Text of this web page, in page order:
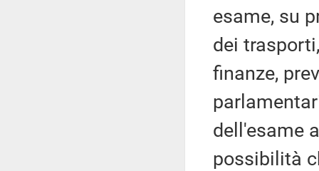
esame, su
dei
finanze,
dell'esame
possibilità